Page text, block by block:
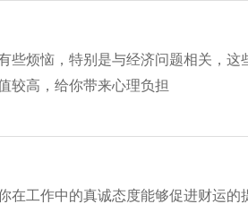
些烦恼，特别是与经济问题相关，这
较高，给你带来心理负担
在工作中的真诚态度能够促进财运的